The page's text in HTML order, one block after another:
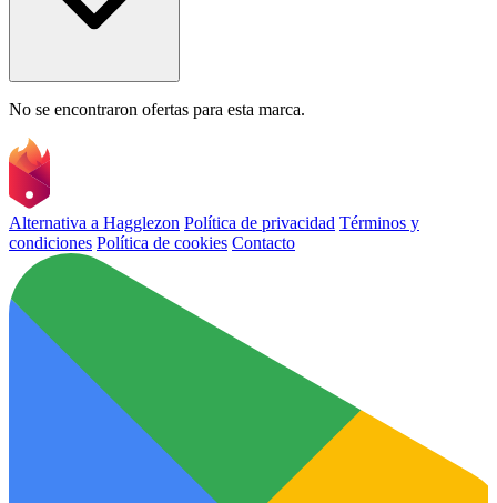
No se encontraron ofertas para esta marca.
Alternativa a Hagglezon Política de privacidad Términos y
condiciones Política de cookies Contacto